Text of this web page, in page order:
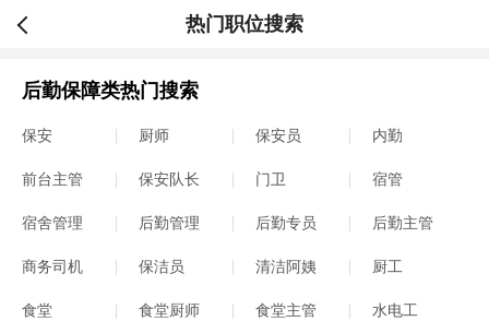
热门职位搜索
后勤保障类热门搜索
保安 厨师 保安员 内勤
前台主管 保安队长 门卫 宿管
宿舍管理 后勤管理 后勤专员 后勤主管
商务司机 保洁员 清洁阿姨 厨工
食堂 食堂厨师 食堂主管 水电工